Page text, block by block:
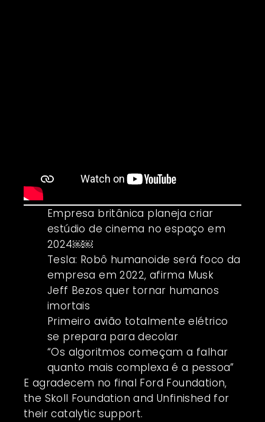
Empresa britânica planeja criar
estúdio de cinema no espaço em
2024￼￼
Tesla: Robô humanoide será foco da
empresa em 2022, afirma Musk
Jeff Bezos quer tornar humanos
imortais
Primeiro avião totalmente elétrico
se prepara para decolar
“Os algoritmos começam a falhar
quanto mais complexa é a pessoa”
E agradecem no final Ford Foundation,
the Skoll Foundation and Unfinished for
their catalytic support.